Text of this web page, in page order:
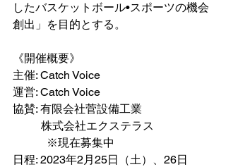
したバスケットボール•スポーツの機会
創出」を目的とする。
《開催概要》
主催: Catch Voice
運営: Catch Voice
協賛: 有限会社菅設備工業
          株式会社エクステラス
※現在募集中
日程: 2023年2月25日（土）、26日